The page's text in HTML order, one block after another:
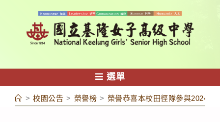
容
選單
> 校園公告 > 榮譽榜 > 榮譽恭喜本校田徑隊參與2024港